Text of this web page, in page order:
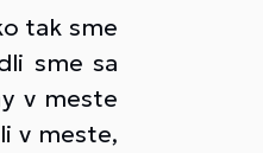
tak sme
sme sa
v meste
v meste,